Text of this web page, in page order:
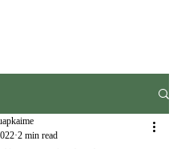
2 min read